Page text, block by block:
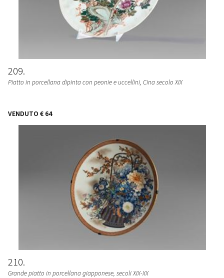
209
Piatto in porcellana dipinta con peonie e uccellini, Cina secolo XIX
VENDUTO € 64
210
Grande piatto in porcellana giapponese, secoli XIX-XX